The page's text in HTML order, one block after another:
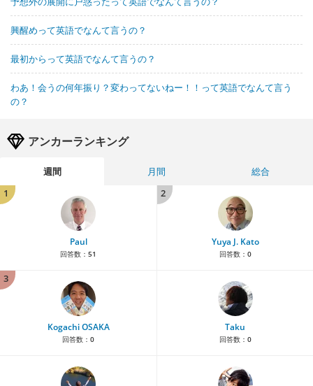
興醒めって英語でなんて言うの？
最初からって英語でなんて言うの？
わあ！会うの何年振り？変わってないねー！！って英語でなんて言う
の？
アンカーランキング
週間 月間
総合
1
Paul
回答数： 51
2
Yuya J. Kato
回答数： 0
3
Kogachi OSAKA
回答数： 0
Taku
回答数： 0